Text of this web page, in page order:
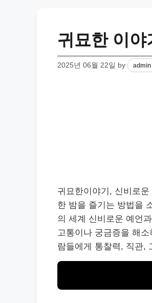
귀묘한 이
2025년 06월 22일 by admin
귀묘한이야기, 신비로
한 밤을 즐기는 방법을
의 세계 신비로운 예언
고통이나 궁금증을 해
람들에게 통찰력, 직관,